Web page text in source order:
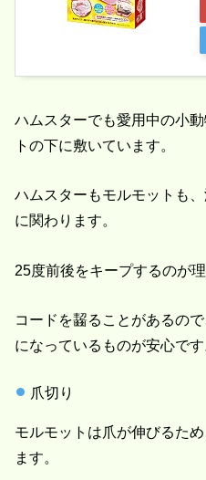
ハムスターでも愛用中の小
トの下に敷いています。
ハムスターもモルモットも
に関わります。
25度前後をキープするのが理
コードを齧ることがあるの
になっているものが安心です
爪切り
モルモットは爪が伸びるた
ます。